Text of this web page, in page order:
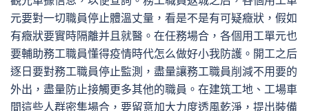
元要對一切職員停止體溫丈量，看是不是有可疑癥狀，假如
有癥狀要實時隔離并且就醫。在任務場合，各個用工單元也
要輔助務工職員懂得疫情時代怎么做好小我防護。開工之后
逐日要對務工職員停止監測，盡量讓務工職員削減不用要的
外出，盡量防止接觸更多其他的職員。在建筑工地、工場車
間這些人群密集場合，要留意加大力度透風乾淨，提出裝備